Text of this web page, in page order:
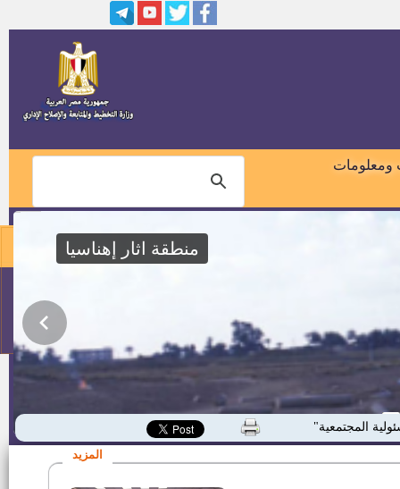
01018460099
ومعلومات
منطقة اثار إهناسيا
المجتمعية"
المزيد
وظائف بالمنطقة الصناعية كوم ابو
إعلان رقم 1 لسنة 2020 (وظائف
بديوان عام محافظة بني سويف)
تعيين عدد 65 قيادة محلية من
بني سويف
إعلان مصلحة الجمارك المصرية
وظيفة رئيس قرية بدائرة محافظة
بني سويف
وظيفة سكرتير الوحدة المحلية
لمركز ومدينة بني سويف
وظائف قيادية بديوان عام محافظة
بني سويف